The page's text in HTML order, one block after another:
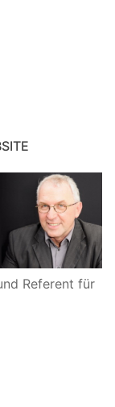
Referent für